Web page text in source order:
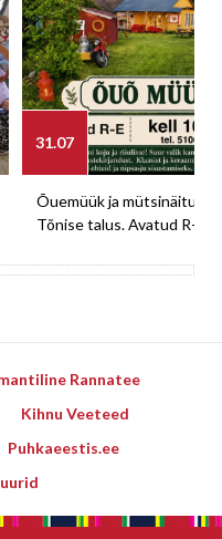
31.07
Õuemüük ja mütsinäitus
Tõnise talus. Avatud R-E
Rannatee
Kihnu Veeteed
Puhkaeestis.ee